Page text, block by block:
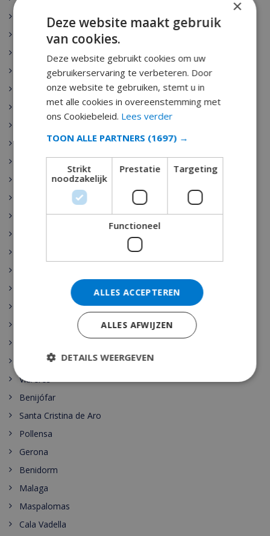
Moraira
Cala d’Or
Malgrat de Mar
Santa Susanna
Palamos
Sant Feliu de Guixols
Sant Josep de sa Talaia
Vidreres
Benijófar
Santa Cristina de Aro
Pollensa
Gerona
Benidorm
Malaga
Maspalomas
Cala Vadella
×
Deze website maakt gebruik
van cookies.
Deze website gebruikt cookies om uw
gebruikerservaring te verbeteren. Door
onze website te gebruiken, stemt u in
met alle cookies in overeenstemming met
ons Cookiebeleid. Lees verder
TOON ALLE PARTNERS (1697) →
Strikt
noodzakelijk
Prestatie Targeting
Functioneel
ALLES ACCEPTEREN
ALLES AFWIJZEN
DETAILS WEERGEVEN